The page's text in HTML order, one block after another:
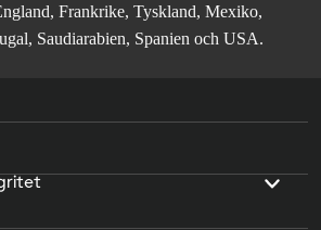
Frankrike, Tyskland, Mexiko,
Saudiarabien, Spanien och USA.